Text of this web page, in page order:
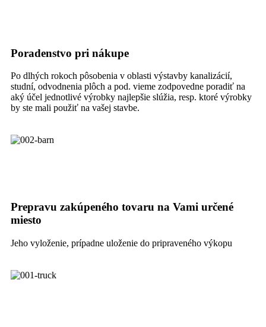
Poradenstvo pri nákupe
Po dlhých rokoch pôsobenia v oblasti výstavby kanalizácií,
studní, odvodnenia plôch a pod. vieme zodpovedne poradiť na
aký účel jednotlivé výrobky najlepšie slúžia, resp. ktoré výrobky
by ste mali použiť na vašej stavbe.
Prepravu zakúpeného tovaru na Vami určené
miesto
Jeho vyloženie, prípadne uloženie do pripraveného výkopu